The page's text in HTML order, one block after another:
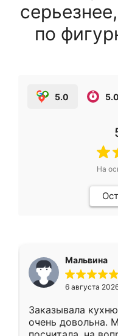
по
5.0 5.0
На
Мальвина
6 августа
Заказывала
очень довольна.